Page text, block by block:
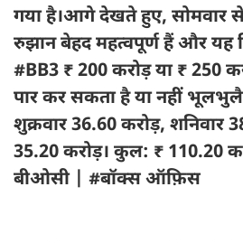
गया है।आगे देखते हुए, सोमवार
रुझान बेहद महत्वपूर्ण हैं और यह
#BB3 ₹ 200 करोड़ या ₹ 250
पार कर सकता है या नहीं
शुक्रवार 36.60 करोड़, शनिवार
35.20 करोड़। कुल: ₹ 110.20
बीओसी | #बॉक्स ऑफ़िस